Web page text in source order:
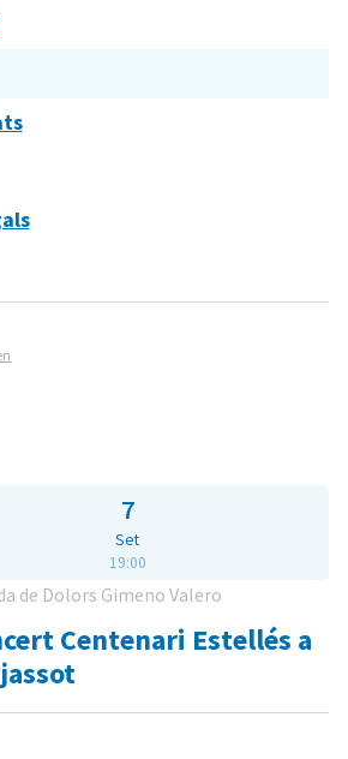
7
Set
19:00
de Dolors Gimeno Valero
Centenari Estellés a